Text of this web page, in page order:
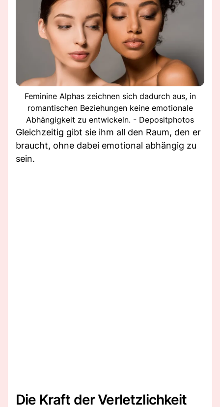
Feminine Alphas zeichnen sich dadurch aus, in
romantischen Beziehungen keine emotionale
Abhängigkeit zu entwickeln. - Depositphotos
Gleichzeitig gibt sie ihm all den Raum, den er
braucht, ohne dabei emotional abhängig zu
sein.
Die Kraft der Verletzlichkeit